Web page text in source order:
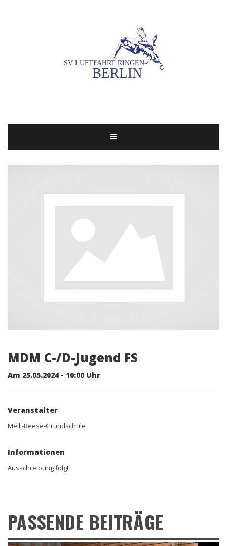
MDM C-/D-Jugend FS
Am 25.05.2024 - 10:00 Uhr
Veranstalter
Melli-Beese-Grundschule
Informationen
Ausschreibung folgt
PASSENDE BEITRÄGE